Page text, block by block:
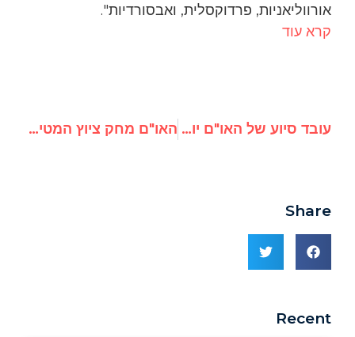
אורווליאניות, פרדוקסלית, ואבסורדיות".
קרא עוד
עובד סיוע של האו"ם יועמד לדין בגין סיוע לחמאס; ראש התכנית לפיתוח הלן קלארק חייבת "להסיק מסקנות" האו"ם מחק ציוץ המטיח נגד "פונדמנטליזם של השוק חופשי" לאחר ביקורת מצד כלבי השמירה
Share
Recent